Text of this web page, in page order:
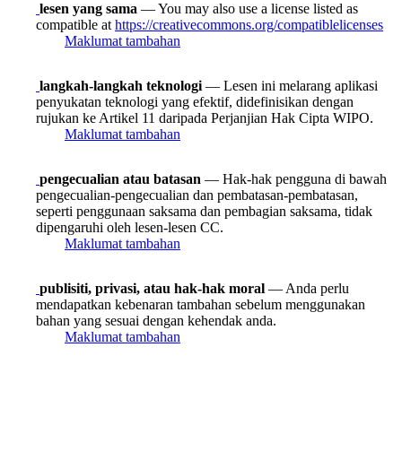
lesen yang sama — You may also use a license listed as
compatible at https://creativecommons.org/compatiblelicenses
Maklumat tambahan
langkah-langkah teknologi — Lesen ini melarang aplikasi
penyukatan teknologi yang efektif, didefinisikan dengan
rujukan ke Artikel 11 daripada Perjanjian Hak Cipta WIPO.
Maklumat tambahan
pengecualian atau batasan — Hak-hak pengguna di bawah
pengecualian-pengecualian dan pembatasan-pembatasan,
seperti penggunaan saksama dan pembagian saksama, tidak
dipengaruhi oleh lesen-lesen CC.
Maklumat tambahan
publisiti, privasi, atau hak-hak moral — Anda perlu
mendapatkan kebenaran tambahan sebelum menggunakan
bahan yang sesuai dengan kehendak anda.
Maklumat tambahan